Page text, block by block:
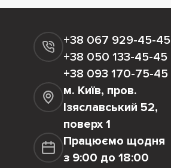
+38 067 929-45-45
+38 050 133-45-45
+38 093 170-75-45
м. Київ, пров.
Ізяславський 52,
поверх 1
Працюємо щодня
з 9:00 до 18:00